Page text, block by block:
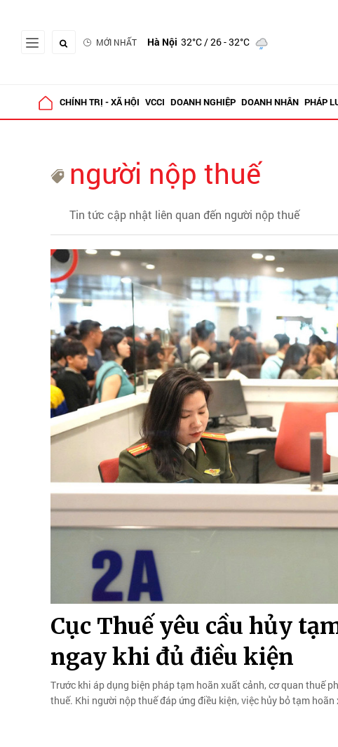
MỚI NHẤT Hà Nội 32°C/ 26 - 32°C
CHÍNH TRỊ - XÃ HỘI VCCI DOANH NGHIỆP DOANH NHÂN PHÁP
người nộp thuế
Tin tức cập nhật liên quan đến người nộp thuế
Cục Thuế yêu cầu hủy
ngay khi đủ điều kiện
Trước khi áp dụng biện pháp tạm hoãn xuất cảnh, cơ quan thuế
thuế. Khi người nộp thuế đáp ứng điều kiện, việc hủy bỏ tạm